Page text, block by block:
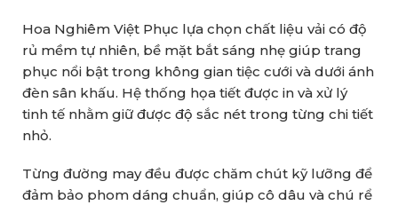
Hoa Nghiêm Việt Phục lựa chọn chất liệu vải có độ
rủ mềm tự nhiên, bề mặt bắt sáng nhẹ giúp trang
phục nổi bật trong không gian tiệc cưới và dưới ánh
đèn sân khấu. Hệ thống họa tiết được in và xử lý
tinh tế nhằm giữ được độ sắc nét trong từng chi tiết
nhỏ.
Từng đường may đều được chăm chút kỹ lưỡng để
đảm bảo phom dáng chuẩn, giúp cô dâu và chú rể